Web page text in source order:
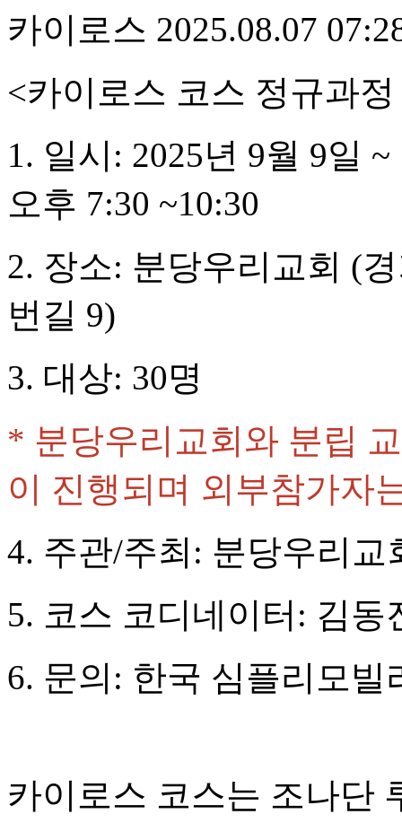
카이로스 2025.08.07
<카이로스 코스 정규과
1. 일시 : 2025년 9월 9일 ~
오후 7:30 ~10:30
2. 장소: 분당우리교회 (
번길 9)
3. 대상: 30명
* 분당우리교회와 분립
이 진행되며 외부참가자
4. 주관/주최 : 분당우리
5. 코스 코디네이터 : 김동
6. 문의 : 한국 심플리모
카이로스 코스는 조나단